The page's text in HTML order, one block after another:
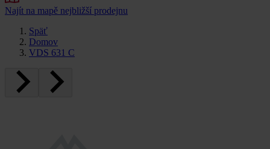
Najít na mapě nejbližší prodejnu
Späť
Domov
VDS 631 C